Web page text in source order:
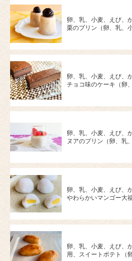
卵、乳、小麦、えび、
栗のプリン（卵、乳、
卵、乳、小麦、えび、
チョコ味のケーキ（卵
卵、乳、小麦、えび、
ヌアのプリン（卵、乳
卵、乳、小麦、えび、
やわらかいマンゴー大
卵、乳、小麦、えび、
用、スイートポテト（